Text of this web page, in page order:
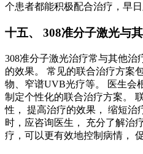
个患者都能积极配合治疗，早日
十五、 308准分子激光与
308准分子激光治疗常与其他治
的效果。 常见的联合治疗方案
物、窄谱UVB光疗等。 医生会
制定个性化的联合治疗方案。
性， 提高治疗的效果， 缩短治
时，应咨询医生， 充分了解治
疗，可以更有效地控制病情，